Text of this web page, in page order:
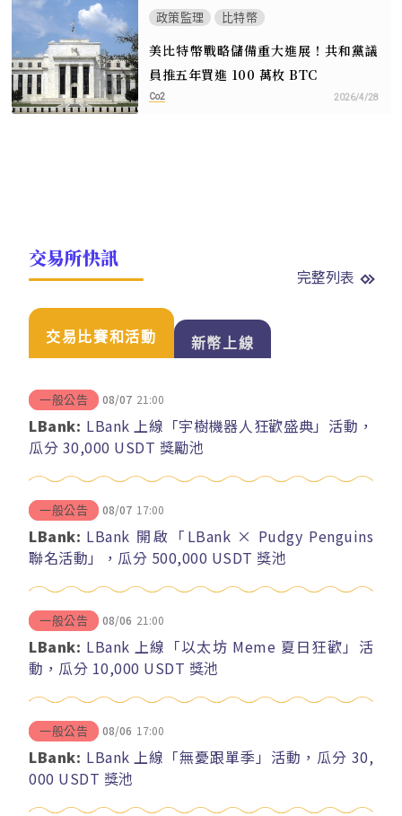
政策監理 比特幣
美比特幣戰略儲備重大進展！共和黨議
員推五年買進 100 萬枚 BTC
Co2 2026/4/28
交易所快訊
完整列表
交易比賽和活動 新幣上線
一般公告 08/07 21:00
LBank: LBank 上線「宇樹機器人狂歡盛典」活動，
瓜分 30,000 USDT 獎勵池
一般公告 08/07 17:00
LBank: LBank 開啟「LBank × Pudgy Penguins
聯名活動」，瓜分 500,000 USDT 獎池
一般公告 08/06 21:00
LBank: LBank 上線「以太坊 Meme 夏日狂歡」活
動，瓜分 10,000 USDT 獎池
一般公告 08/06 17:00
LBank: LBank 上線「無憂跟單季」活動，瓜分 30,
000 USDT 獎池